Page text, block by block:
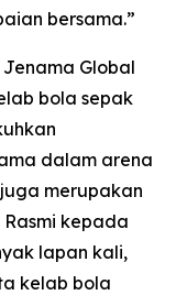
bersama.”
Global
bola sepak
dalam arena
merupakan
kepada
lapan kali,
kelab bola